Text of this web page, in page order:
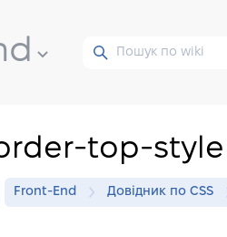
top-style
Front-End Довідник по CSS